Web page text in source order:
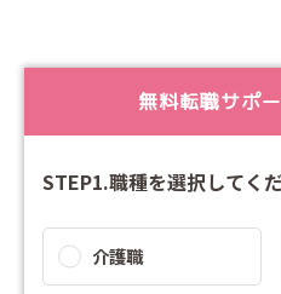
無料転職サポ
STEP1.職種を選択してく
介護職